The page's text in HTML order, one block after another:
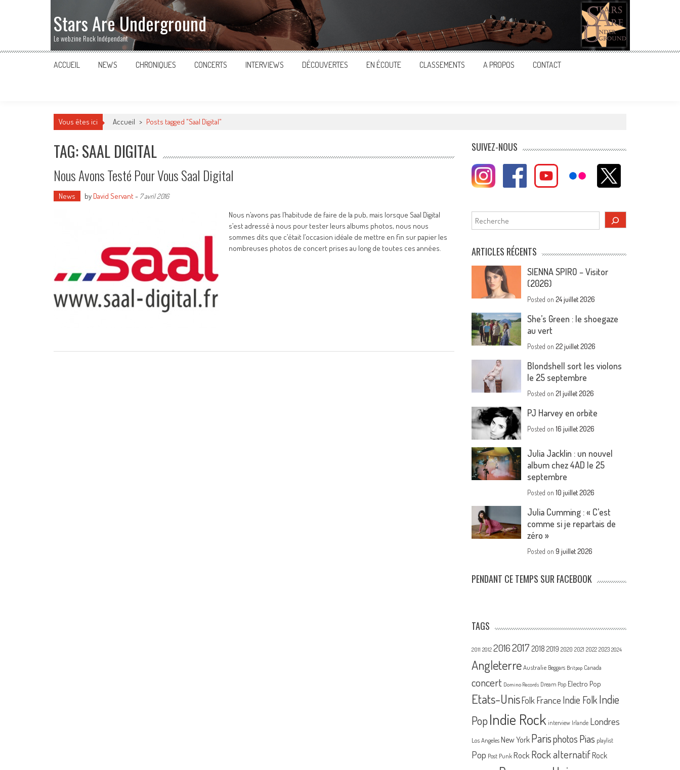
Stars Are Underground
Le webzine Rock Indépendant
ACCUEIL NEWS CHRONIQUES CONCERTS INTERVIEWS DÉCOUVERTES EN ÉCOUTE CLASSEMENTS A PROPOS CONTACT
Vous êtes ici Accueil > Posts tagged "Saal Digital"
TAG: SAAL DIGITAL
Nous Avons Testé Pour Vous Saal Digital
News by David Servant- 7 avril 2016
Nous n’avons pas l’habitude de faire de la pub, mais lorsque Saal Digital
s’est adressé à nous pour tester leurs albums photos, nous nous
sommes dits que c’était l’occasion idéale de mettre en fin sur papier les
nombreuses photos de concert prises au long de toutes ces années.
SUIVEZ-NOUS
Rechercher
ARTICLES RÉCENTS
SIENNA SPIRO – Visitor
(2026)
Posted on24 juillet 2026
She’s Green : le shoegaze
au vert
Posted on22 juillet 2026
Blondshell sort les violons
le 25 septembre
Posted on21 juillet 2026
PJ Harvey en orbite
Posted on16 juillet 2026
Julia Jacklin : un nouvel
album chez 4AD le 25
septembre
Posted on10 juillet 2026
Julia Cumming : « C’est
comme si je repartais de
zéro »
Posted on9 juillet 2026
PENDANT CE TEMPS SUR FACEBOOK
TAGS
2011 2012 20162017 2018 2019 2020 2021 2022 2023 2024
Angleterre Australie Beggars Britpop Canada
concert Domino Records Dream Pop Electro Pop
Etats-UnisFolk France Indie FolkIndie
PopIndie Rock interview Irlande Londres
Los Angeles New York Parisphotos Pias playlist
Pop Post Punk Rock Rock alternatif Rock